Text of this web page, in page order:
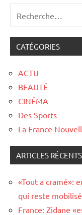
CATÉGORIES
ACTU
BEAUTÉ
CINÉMA
Des Sports
La France
ARTICLES RÉCENTS
«Tout a cramé»:
qui reste
France: Zidane